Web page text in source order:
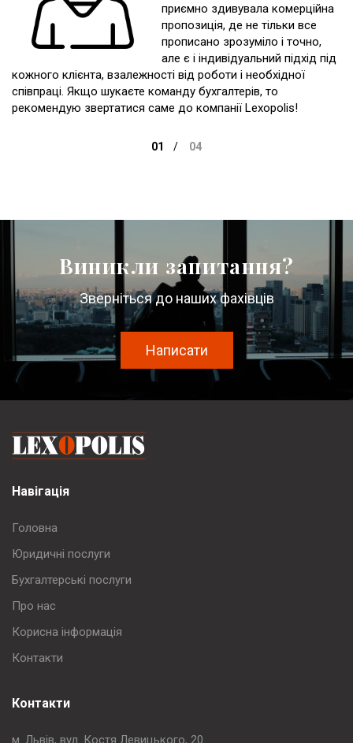
приємно здивувала комерційна
пропозиція, де не тільки все
прописано зрозуміло і точно,
але є і індивідуальний підхід під
кожного клієнта, взалежності від роботи і необхідної
співпраці. Якщо шукаєте команду бухгалтерів, то
рекомендую звертатися саме до компанії Lexopolis!
Виникли запитання?
Зверніться до наших фахівців
Написати
Навігація
Головна
Юридичні послуги
Бухгалтерські послуги
Про нас
Корисна інформація
Контакти
Контакти
м. Львів, вул. Костя Левицького, 20